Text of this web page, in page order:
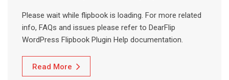
Please wait while flipbook is loading. For more related
info, FAQs and issues please refer to DearFlip
WordPress Flipbook Plugin Help documentation.
Read More